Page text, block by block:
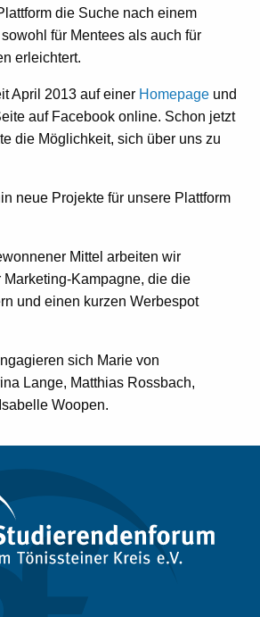
die Suche nach einem
für Mentees als auch für
erleichtert.
April 2013 auf einer Homepage und
auf Facebook online. Schon jetzt
die Möglichkeit, sich über uns zu
neue Projekte für unsere Plattform
Mittel arbeiten wir
Marketing-Kampagne, die die
und einen kurzen Werbespot
sich Marie von
Lange, Matthias Rossbach,
Woopen.